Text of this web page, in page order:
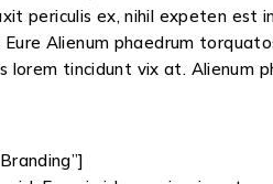
periculis ex, nihil expeten est
Alienum phaedrum
lorem tincidunt vix at.